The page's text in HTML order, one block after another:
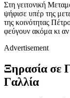
Στη γειτονική
ψήφισε υπέρ της
της κοινότητας
φεύγουν ακόμα κι αν
Advertisement
Ξηρασία σε
Γαλλία